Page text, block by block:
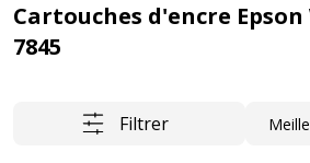
Cartouches d'encre Epson
7845
Filtrer Trier